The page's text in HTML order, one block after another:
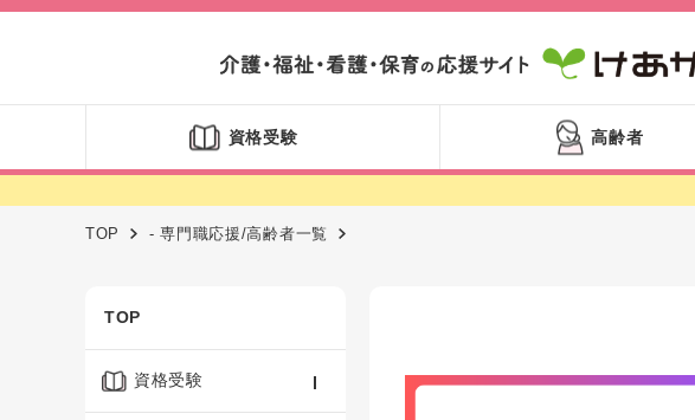
資格受験 高齢者
TOP - 専門職応援/高齢者一覧
TOP
資格受験